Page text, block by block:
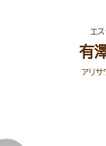
エ
有
アリサ